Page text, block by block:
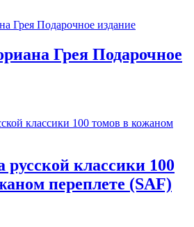
Грея Подарочное
русской классики 100
переплете (SAF)